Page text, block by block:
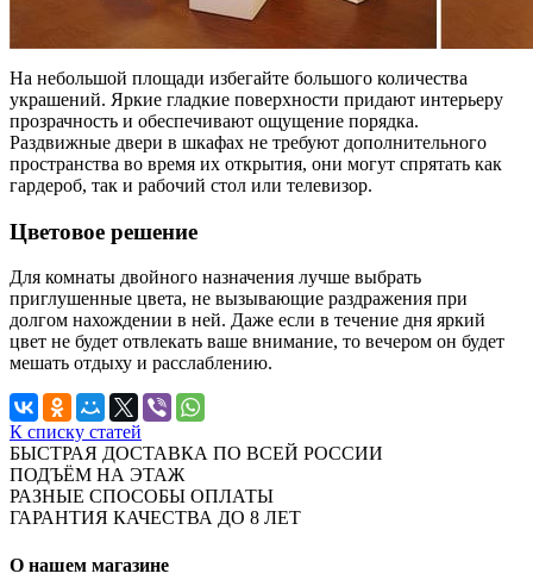
На небольшой площади избегайте большого количества
украшений. Яркие гладкие поверхности придают интерьеру
прозрачность и обеспечивают ощущение порядка.
Раздвижные двери в шкафах не требуют дополнительного
пространства во время их открытия, они могут спрятать как
гардероб, так и рабочий стол или телевизор.
Цветовое решение
Для комнаты двойного назначения лучше выбрать
приглушенные цвета, не вызывающие раздражения при
долгом нахождении в ней. Даже если в течение дня яркий
цвет не будет отвлекать ваше внимание, то вечером он будет
мешать отдыху и расслаблению.
К списку статей
БЫСТРАЯ ДОСТАВКА ПО ВСЕЙ РОССИИ
ПОДЪЁМ НА ЭТАЖ
РАЗНЫЕ СПОСОБЫ ОПЛАТЫ
ГАРАНТИЯ КАЧЕСТВА ДО 8 ЛЕТ
О нашем магазине